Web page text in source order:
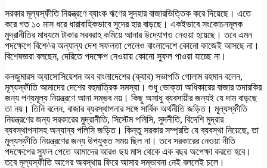
সরকার মূল্যস্ফীতি নিয়ন্ত্রণে ব্যাংক ঋণের সুদহার বাজারভিত্তিক করে দিয়েছে। এতে
করে গত ১০ মাস ধরে ধারাবাহিকভাবে সুদের হার বাড়ছে। একইভাবে সংকোচনমূলক
মুদ্রানীতির মাধ্যমে টাকার সরবরাহ কমিয়ে আনার উদ্যোগও নেওয়া হয়েছে। তবে এমন
পদক্ষেপে বিশে^র অন্যান্য দেশ সফলতা পেলেও বাংলাদেশে কোনো কাজেই আসছে না।
বিশেষজ্ঞরা বলছেন, দেরিতে পদক্ষেপ নেওয়ায় কোনো সুফল পাওয়া যাচ্ছে না।
কনজুমারস অ্যাসোসিয়েশন অব বাংলাদেশের (ক্যাব) সভাপতি গোলাম রহমান বলেন,
মূল্যস্ফীতি আমাদের দেশের বহুমাত্রিক সমস্যা। শুধু ভোক্তা অধিকারের বাজার তদারকির
জন্য পণ্যমূল্য নিয়ন্ত্রণে আনা সম্ভব নয়। কিছু অসাধু ব্যবসায়ীর জন্যই যে দাম বাড়ছে
তা নয়। তিনি বলেন, বাজার ব্যবস্থাপনার সঙ্গে সার্বিক অর্থনীতি জড়িত। মূল্যস্ফীতি
নিয়ন্ত্রণের জন্য সরকারের মুদ্রানীতি, সিস্টেম পলিসি, সুদনীতি, বিদেশি মুদ্রার
ব্যবস্থাপনাসহ অন্যান্য পলিসি জড়িত। কিন্তু সরকার সম্প্রতি যে ব্যবস্থা নিয়েছে, তা
মূল্যস্ফীতি নিয়ন্ত্রণের জন্য উপযুক্ত সময় ছিল না। তবে সরকারের নেওয়া নীতি
পদক্ষেপের সুফল পেতে আমাদের আরও ছয় মাস থেকে এক বছর অপেক্ষা করতে হবে।
তবে মূল্যস্ফীতি আগের অবস্থায় ফিরে আসার সম্ভাবনা নেই বললেই চলে।